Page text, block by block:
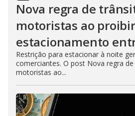
Nova regra de
motoristas ao proibir
estacionamento
Restrição para estacionar à noite
comerciantes. O post Nova regra
motoristas ao...